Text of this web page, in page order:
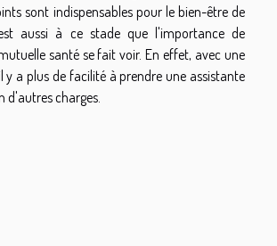
sont indispensables pour le bien-être de
aussi à ce stade que l'importance de
santé se fait voir. En effet, avec une
y a plus de facilité à prendre une assistante
d'autres charges.